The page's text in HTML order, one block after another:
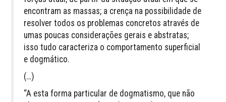
encontram as massas; a crença na possibilidade de
resolver todos os problemas concretos através de
umas poucas considerações gerais e abstratas;
isso tudo caracteriza o comportamento superficial
e dogmático.
(…)
“A esta forma particular de dogmatismo, que não